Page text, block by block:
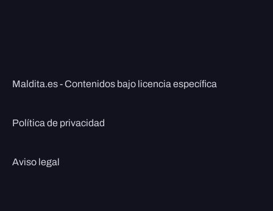
Maldita.es - Contenidos bajo licencia específica
Política de privacidad
Aviso legal